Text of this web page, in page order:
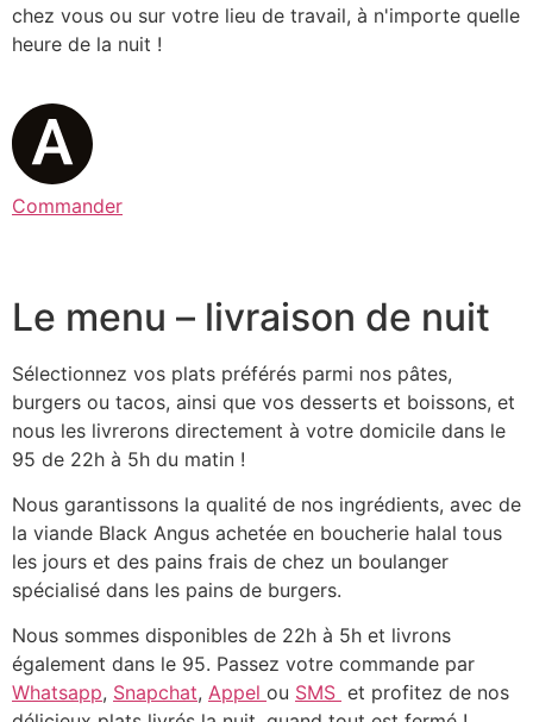
chez vous ou sur votre lieu de travail, à n'importe quelle
heure de la nuit !
Commander
Le menu – livraison de nuit
Sélectionnez vos plats préférés parmi nos pâtes,
burgers ou tacos, ainsi que vos desserts et boissons, et
nous les livrerons directement à votre domicile dans le
95 de 22h à 5h du matin !
Nous garantissons la qualité de nos ingrédients, avec de
la viande Black Angus achetée en boucherie halal tous
les jours et des pains frais de chez un boulanger
spécialisé dans les pains de burgers.
Nous sommes disponibles de 22h à 5h et livrons
également dans le 95. Passez votre commande par
Whatsapp, Snapchat, Appel ou SMS et profitez de nos